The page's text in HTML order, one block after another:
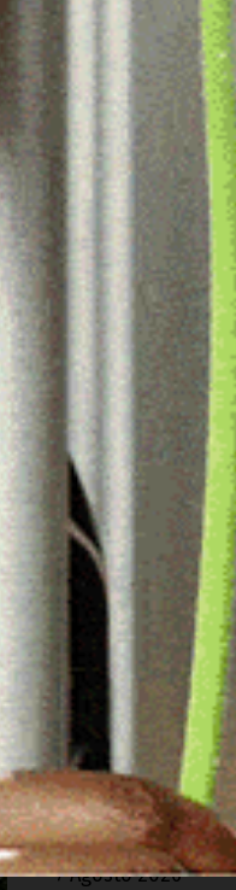
ARTICOLI
Ad Alà dei Sardi la
Internazionale del
7 Agosto 2026
Sequestrati oltre 6
provenienti dalla
7 Agosto 2026
Strada Monte Pino,
sbloccato e
fondamentale»
7 Agosto 2026